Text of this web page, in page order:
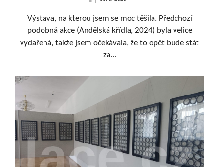
Výstava, na kterou jsem se moc těšila. Předchozí
podobná akce (Andělská křídla, 2024) byla velice
vydařená, takže jsem očekávala, že to opět bude stát
za...